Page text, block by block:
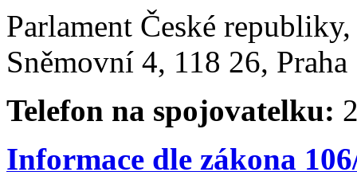
Parlament České
Sněmovní 4, 118 26,
Telefon na spojovatelku:
Informace dle zákona